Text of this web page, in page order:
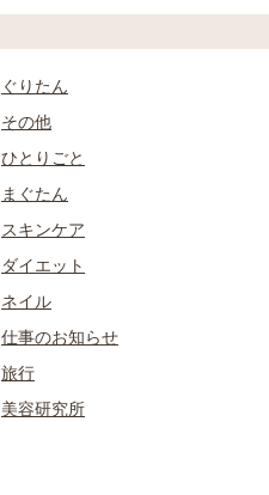
ぐりたん
その他
ひとりごと
まぐたん
スキンケア
ダイエット
ネイル
仕事のお知らせ
旅行
美容研究所